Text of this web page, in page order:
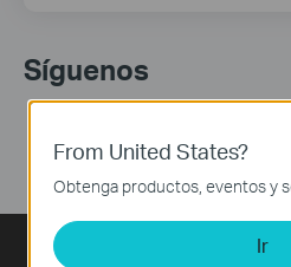
Síguenos
From United States?
Obtenga productos, eventos y
Ir